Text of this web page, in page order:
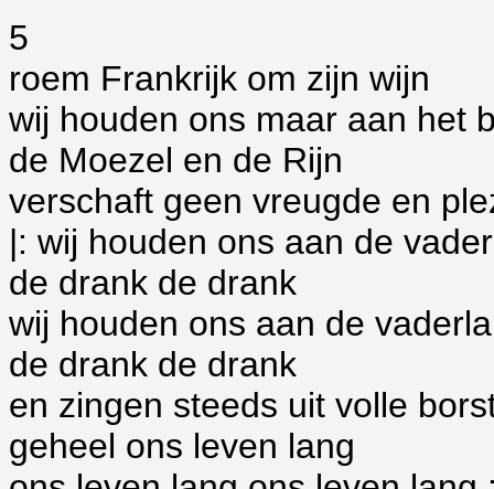
5
roem Frankrijk om zijn wijn
wij houden ons maar aan het
de Moezel en de Rijn
verschaft geen vreugde en
|: wij houden ons aan de
de drank de drank
wij houden ons aan de
de drank de drank
en zingen steeds uit volle
geheel ons leven lang